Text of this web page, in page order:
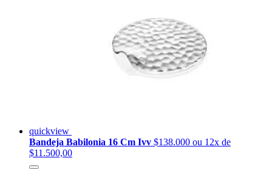
quickview
Bandeja Babilonia 16 Cm Ivv $138.000 ou 12x de
$11.500,00